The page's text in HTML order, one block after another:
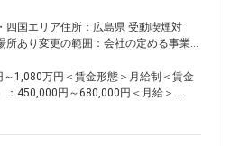
高い仕事をしていきたいと思いを持つ社
め出社など非常に柔軟な働き方が可能。
単身赴任者にも充実した手当が用意さ
わく地域やコミュニティを共に描きつ
には、多様な人財の力を結集し、組織基
が不可欠です。特に、中堅層社員の層を
四国エリア住所：広島県 受動喫煙対
所あり変更の範囲：会社の定める事業所
～1,080万円＜賃金形態＞月給制＜賃金
：450,000円～680,000円＜月給＞